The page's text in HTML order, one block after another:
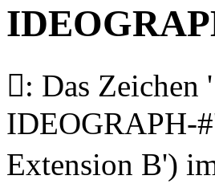
𩥄: Das
IDEOGRAPH-
Extension B')